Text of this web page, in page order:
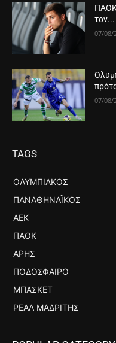
τον...
07/08/
07/08/
TAGS
ΟΛΥΜΠΙΑΚΌΣ
ΠΑΝΑΘΗΝΑΪΚΌΣ
ΑΕΚ
ΠΑΟΚ
ΆΡΗΣ
ΠΟΔΌΣΦΑΙΡΟ
ΜΠΆΣΚΕΤ
ΡΕΆΛ ΜΑΔΡΊΤΗΣ